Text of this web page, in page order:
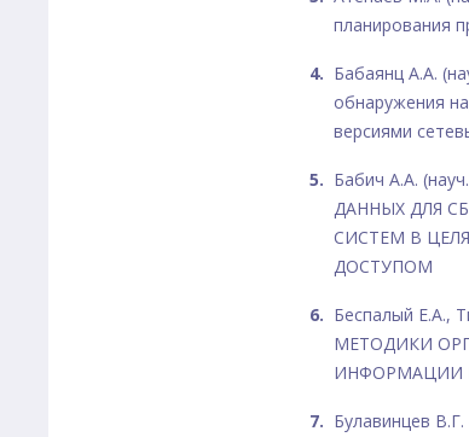
планирования
Бабаянц А.А.
обнаружения
версиями
Бабич А.А.
ДАННЫХ ДЛЯ
СИСТЕМ В
ДОСТУПОМ
Беспалый Е.А.,
МЕТОДИКИ
ИНФОРМАЦИИ
Булавинцев